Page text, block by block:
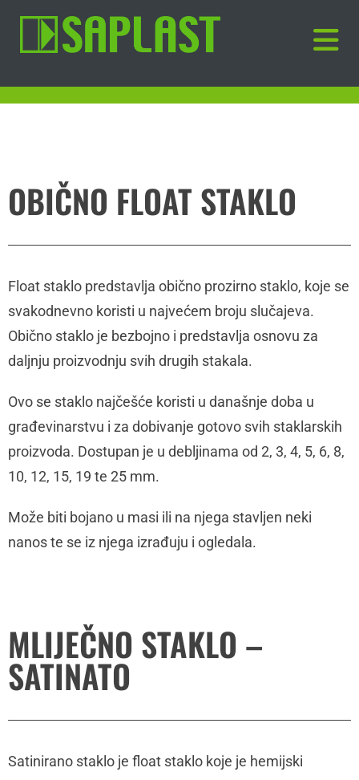
OBIČNO FLOAT STAKLO
Float staklo predstavlja obično prozirno staklo, koje se
svakodnevno koristi u najvećem broju slučajeva.
Obično staklo je bezbojno i predstavlja osnovu za
daljnju proizvodnju svih drugih stakala.
Ovo se staklo najčešće koristi u današnje doba u
građevinarstvu i za dobivanje gotovo svih staklarskih
proizvoda. Dostupan je u debljinama od 2, 3, 4, 5, 6, 8,
10, 12, 15, 19 te 25 mm.
Može biti bojano u masi ili na njega stavljen neki
nanos te se iz njega izrađuju i ogledala.
MLIJEČNO STAKLO –
SATINATO
Satinirano staklo je float staklo koje je hemijski